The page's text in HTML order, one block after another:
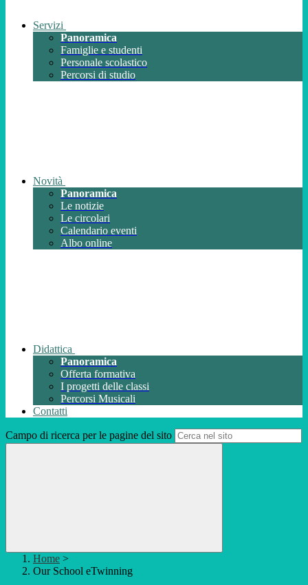
Servizi
Panoramica
Famiglie e studenti
Personale scolastico
Percorsi di studio
Novità
Panoramica
Le notizie
Le circolari
Calendario eventi
Albo online
Didattica
Panoramica
Offerta formativa
I progetti delle classi
Percorsi Musicali
Contatti
Campo di ricerca per le pagine del sito
Home >
Our School eTwinning